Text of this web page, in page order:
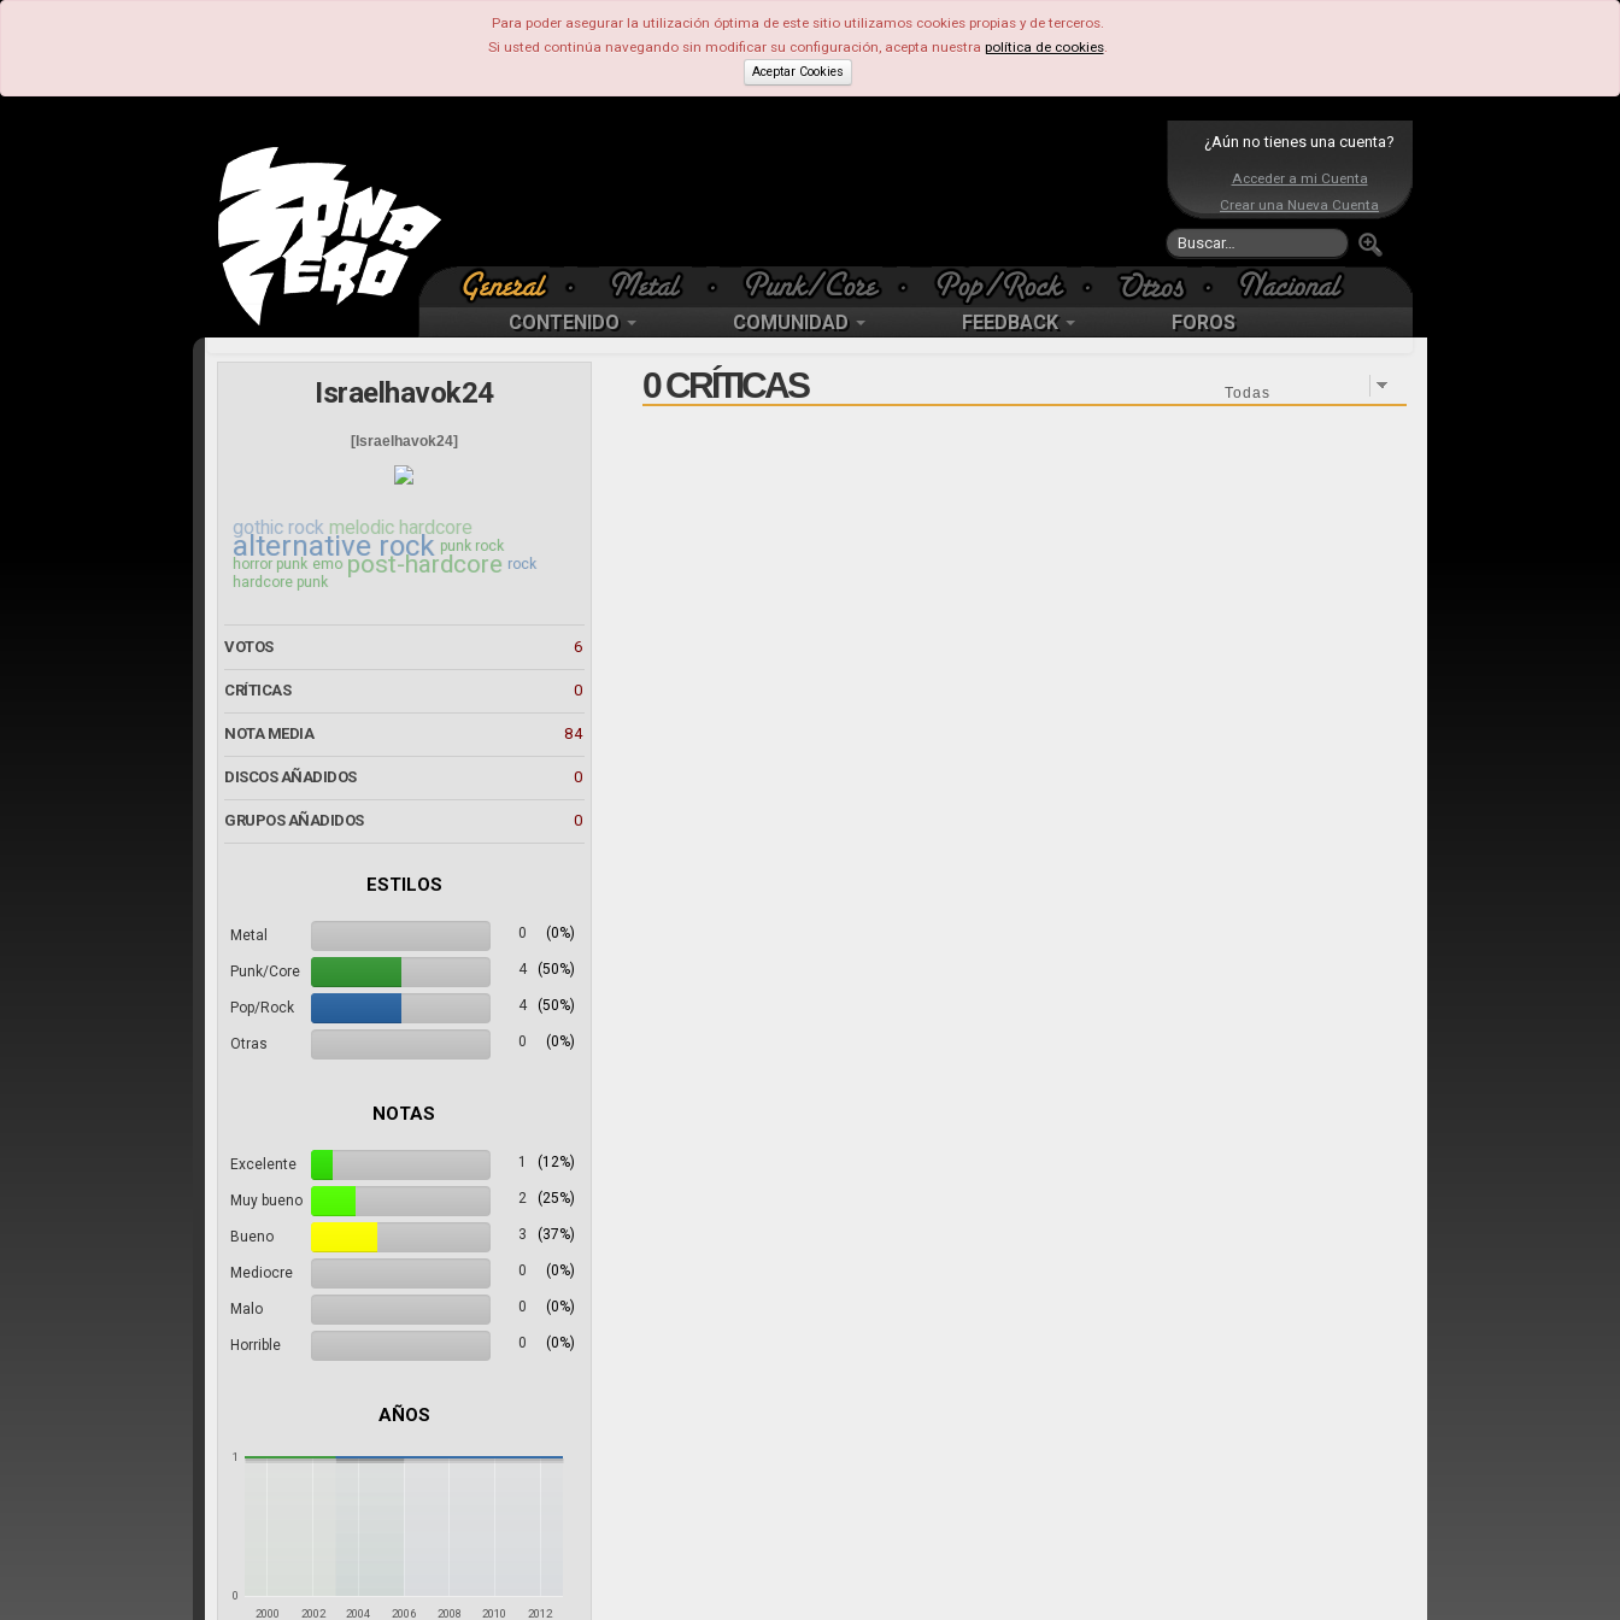
Para poder asegurar la utilización óptima de este sitio utilizamos cookies propias y de terceros.
Si usted continúa navegando sin modificar su configuración, acepta nuestra política de cookies.
Aceptar Cookies
¿Aún no tienes una cuenta?
Acceder a mi Cuenta
Crear una Nueva Cuenta
CONTENIDO COMUNIDAD FEEDBACK FOROS
Israelhavok24
[Israelhavok24]
gothic rock melodic hardcore
alternative rock punk rock
horror punk emo post-hardcore rock
hardcore punk
VOTOS 6
CRÍTICAS 0
NOTA MEDIA 84
DISCOS AÑADIDOS 0
GRUPOS AÑADIDOS 0
ESTILOS
Metal 0 (0%)
Punk/Core 4 (50%)
Pop/Rock 4 (50%)
Otras 0 (0%)
NOTAS
Excelente 1 (12%)
Muy bueno 2 (25%)
Bueno 3 (37%)
Mediocre 0 (0%)
Malo 0 (0%)
Horrible 0 (0%)
AÑOS
2000 2002 2004 2006 2008 2010 2012
0
1
0 CRÍTICAS